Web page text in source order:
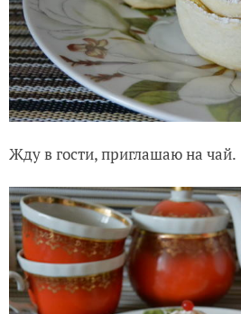
Жду в гости, приглашаю на чай.